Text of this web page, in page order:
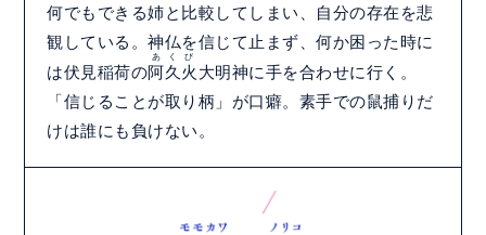
何でもできる姉と比較してしまい、自分の存在を悲
観している。神仏を信じて止まず、何か困った時に
は伏見稲荷の阿久火
あくび
大明神に手を合わせに行く。
「信じることが取り柄」が口癖。素手での鼠捕りだ
けは誰にも負けない。